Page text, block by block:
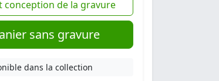
de la gravure
sans gravure
dans la collection